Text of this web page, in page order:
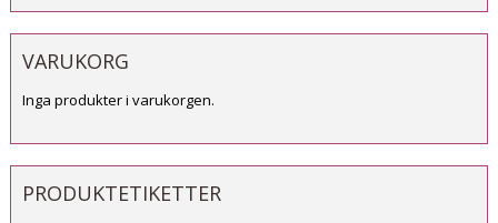
VARUKORG
Inga produkter i varukorgen.
PRODUKTETIKETTER